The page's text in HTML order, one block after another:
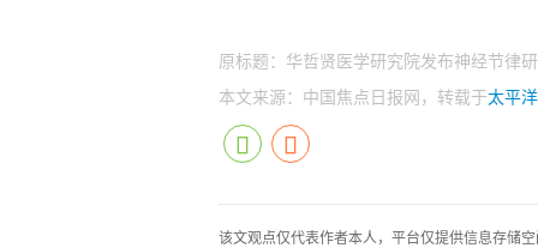
原标题：华哲贤医学研究院发布神经节律
本文来源：中国焦点日报网，转载于太平
该文观点仅代表作者本人，平台仅提供信息存储